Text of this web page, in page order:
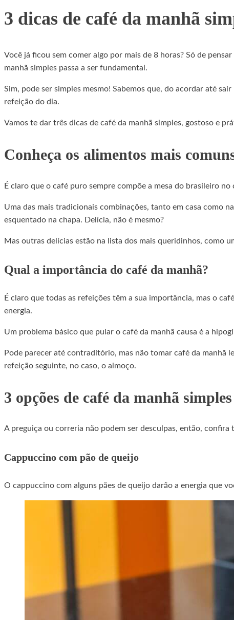
3 dicas de café da manhã
Você já ficou sem comer algo por mais de 8 horas? Só de
manhã simples passa a ser fundamental.
Sim, pode ser simples mesmo! Sabemos que, do acordar até
refeição do dia.
Vamos te dar três dicas de café da manhã simples, gostoso e
Conheça os alimentos mais
É claro que o café puro sempre compõe a mesa do brasileiro
Uma das mais tradicionais combinações, tanto em casa como
esquentado na chapa. Delícia, não é mesmo?
Mas outras delícias estão na lista dos mais queridinhos, como
Qual a importância do café da manhã?
É claro que todas as refeições têm a sua importância, mas o
energia.
Um problema básico que pular o café da manhã causa é a
Pode parecer até contraditório, mas não tomar café da manhã
refeição seguinte, no caso, o almoço.
3 opções de café da manhã
A preguiça ou correria não podem ser desculpas, então,
Cappuccino com pão de queijo
O cappuccino com alguns pães de queijo darão a energia que